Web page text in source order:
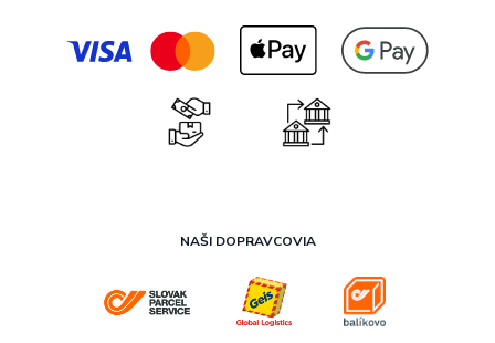
NAŠI DOPRAVCOVIA